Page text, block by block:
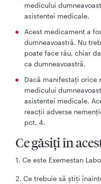
medicului
asistentei medicale.
Acest medicament a
dumneavoastră. Nu
poate face rău, chiar
ca dumneavoastră.
Dacă manifestați orice
medicului
asistentei medicale.
reacții adverse
pct. 4.
Ce găsiți în
1. Ce este Exemestan
2. Ce trebuie să știți